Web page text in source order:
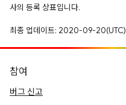
사의 등록 상표입니다.
최종 업데이트: 2020-09-20(UTC)
참여
버그 신고